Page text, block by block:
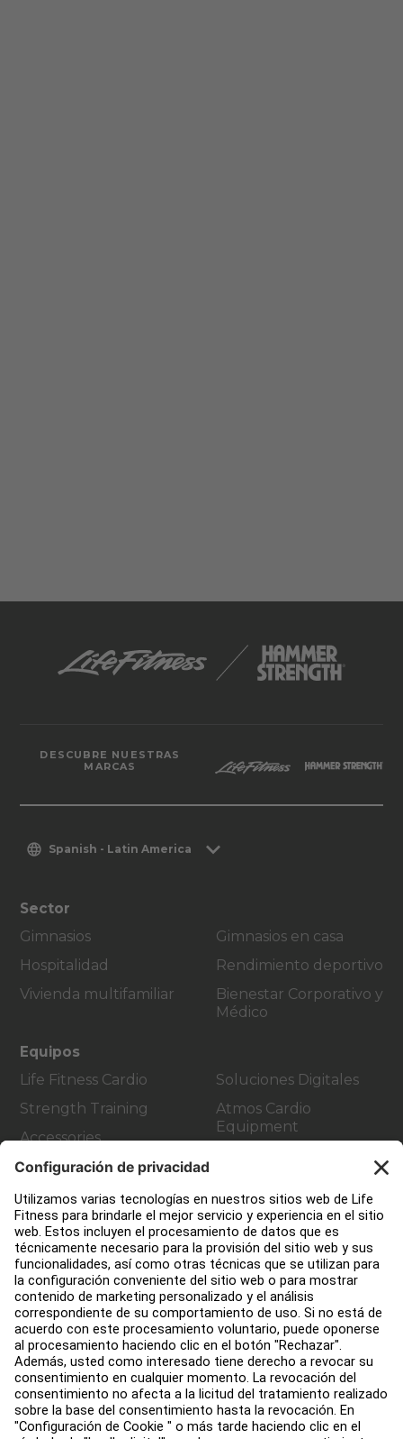
DESCUBRE NUESTRAS
MARCAS
Spanish - Latin America
Sector
Gimnasios
Hospitalidad
Vivienda multifamiliar
Gimnasios en casa
Rendimiento deportivo
Bienestar Corporativo y
Médico
Equipos
Life Fitness Cardio
Strength Training
Accessories
Soluciones Digitales
Atmos Cardio
Equipment
Atención al Cliente
Design de gimnasio
Centro de servicios
Centro de Educación
Acerca de
Buscar un distribuidor
Encuentre una tienda
Legal
Accesibilidad